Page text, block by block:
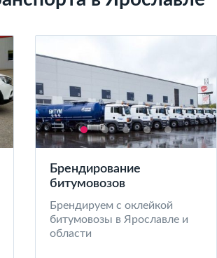
Брендирование
битумовозов
Брендируем с оклейкой
битумовозы в Ярославле и
области